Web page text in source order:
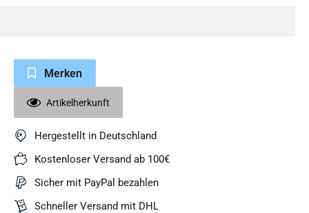
Merken
Artikelherkunft
Hergestellt in Deutschland
Kostenloser Versand ab 100€
Sicher mit PayPal bezahlen
Schneller Versand mit DHL